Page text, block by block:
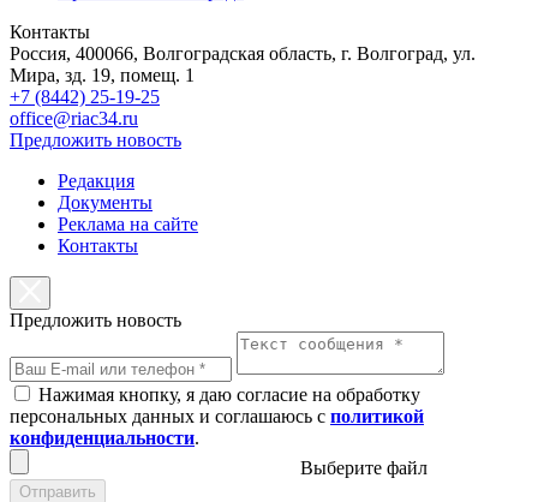
Контакты
Россия, 400066, Волгоградская область, г. Волгоград, ул.
Мира, зд. 19, помещ. 1
+7 (8442) 25-19-25
office@riac34.ru
Предложить новость
Редакция
Документы
Реклама на сайте
Контакты
Предложить новость
Нажимая кнопку, я даю согласие на обработку
персональных данных и соглашаюсь с политикой
конфиденциальности.
Выберите файл
Отправить